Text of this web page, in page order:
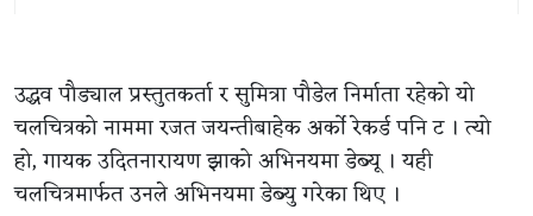
उद्धव पौड्याल प्रस्तुतकर्ता र सुमित्रा पौडेल निर्माता रहेको यो
चलचित्रको नाममा रजत जयन्तीबाहेक अर्को रेकर्ड पनि ट । त्यो
हो, गायक उदितनारायण झाको अभिनयमा डेब्यू । यही
चलचित्रमार्फत उनले अभिनयमा डेब्यु गरेका थिए ।